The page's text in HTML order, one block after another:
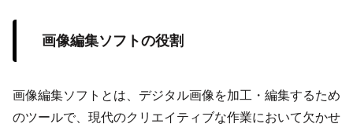
画像編集ソフトの役割
画像編集ソフトとは、デジタル画像を加工・編集するため
のツールで、現代のクリエイティブな作業において欠かせ